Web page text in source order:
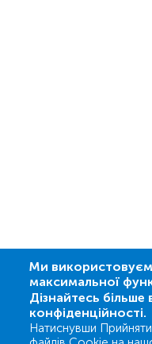
Ми
максимальної
Дізнайтесь більше
конфіденційності.
Натиснувши